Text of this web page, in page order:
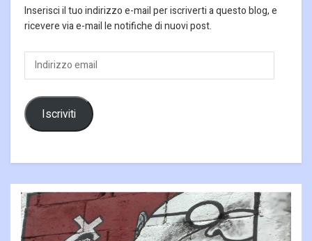
Inserisci il tuo indirizzo e-mail per iscriverti a questo blog, e
ricevere via e-mail le notifiche di nuovi post.
Indirizzo
email
Iscriviti